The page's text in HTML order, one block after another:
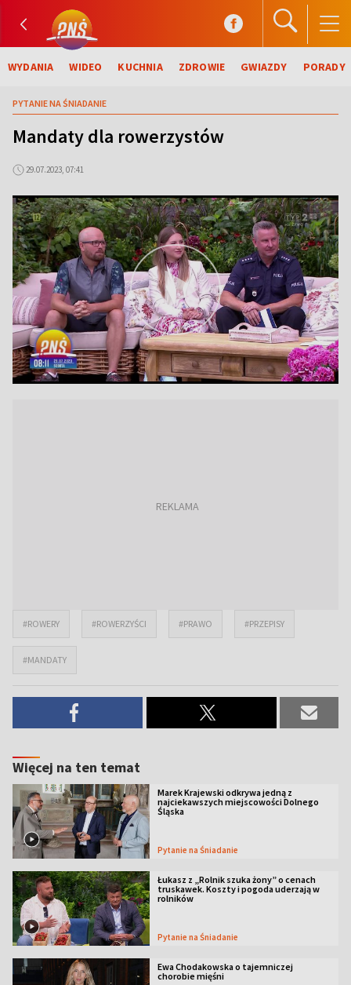
WYDANIA WIDEO KUCHNIA ZDROWIE GWIAZDY PORADY
PYTANIE NA ŚNIADANIE
Mandaty dla rowerzystów
29.07.2023, 07:41
#ROWERY #ROWERZYŚCI #PRAWO #PRZEPISY
#MANDATY
Więcej na ten temat
Marek Krajewski odkrywa jedną z
najciekawszych miejscowości Dolnego
Śląska
Pytanie na Śniadanie
Łukasz z „Rolnik szuka żony” o cenach
truskawek. Koszty i pogoda uderzają w
rolników
Pytanie na Śniadanie
Ewa Chodakowska o tajemniczej
chorobie mięśni